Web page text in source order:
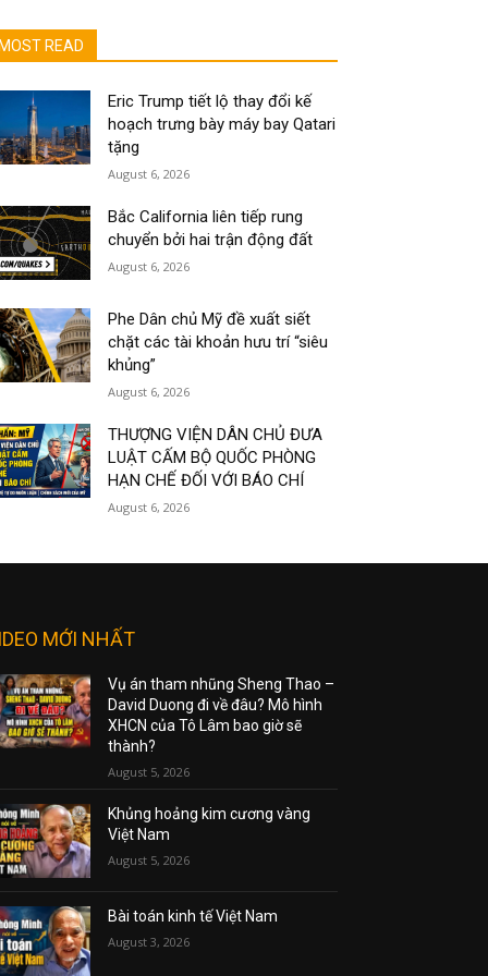
MOST READ
Eric Trump tiết lộ thay đổi kế
hoạch trưng bày máy bay Qatari
tặng
August 6, 2026
Bắc California liên tiếp rung
chuyển bởi hai trận động đất
August 6, 2026
Phe Dân chủ Mỹ đề xuất siết
chặt các tài khoản hưu trí “siêu
khủng”
August 6, 2026
THƯỢNG VIỆN DÂN CHỦ ĐƯA
LUẬT CẤM BỘ QUỐC PHÒNG
HẠN CHẾ ĐỐI VỚI BÁO CHÍ
August 6, 2026
MỚI NHẤT
Vụ án tham nhũng Sheng Thao –
David Duong đi về đâu? Mô hình
XHCN của Tô Lâm bao giờ sẽ
thành?
August 5, 2026
Khủng hoảng kim cương vàng
Việt Nam
August 5, 2026
Bài toán kinh tế Việt Nam
August 3, 2026